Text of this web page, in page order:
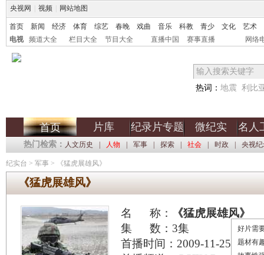
央视网 视频 网站地图
首页 新闻 经济 体育 综艺 春晚 戏曲 音乐 科教 青少 文化
艺术
电视
频道大全 栏目大全 节目大全 直播中国 赛事直播 网络
热词： 地震 利比
首页 片库 纪录片专题 微纪实 名人
热门检索： 人文历史 人物 军事 探索 社会 时政 央视
纪实台 > 军事 > 《猛虎展雄风》
《猛虎展雄风》
名 称：
《猛虎展雄风》
集 数：3集
首播时间：2009-11-25
好片需
题材有